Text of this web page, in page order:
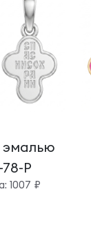
эмалью
Р
1007 ₽